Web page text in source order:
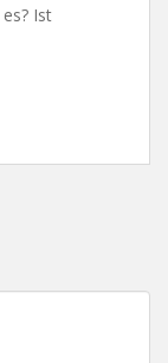
Ist